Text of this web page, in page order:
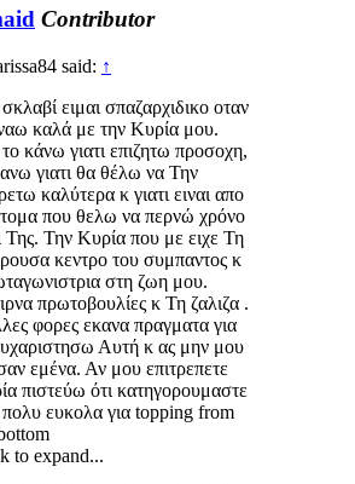
Contributor
said: ↑
ειμαι σπαζαρχιδικο οταν
καλά με την Κυρία μου.
κάνω γιατι επιζητω προσοχη,
γιατι θα θέλω να Την
καλύτερα κ γιατι ειναι απο
που θελω να περνώ χρόνο
Της. Την Κυρία που με ειχε Τη
κεντρο του συμπαντος κ
στη ζωη μου.
πρωτοβουλίες κ Τη ζαλιζα .
φορες εκανα πραγματα για
Αυτή κ ας μην μου
εμένα. Αν μου επιτρεπετε
πιστεύω ότι κατηγορουμαστε
πολυ ευκολα για topping from
to expand...